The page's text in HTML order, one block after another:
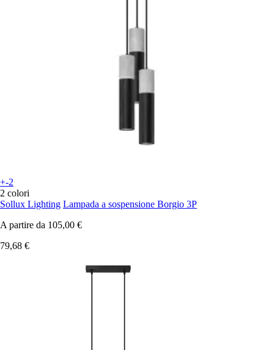
+-2
2 colori
Sollux Lighting Lampada a sospensione Borgio 3P
A partire da 105,00 €
79,68 €